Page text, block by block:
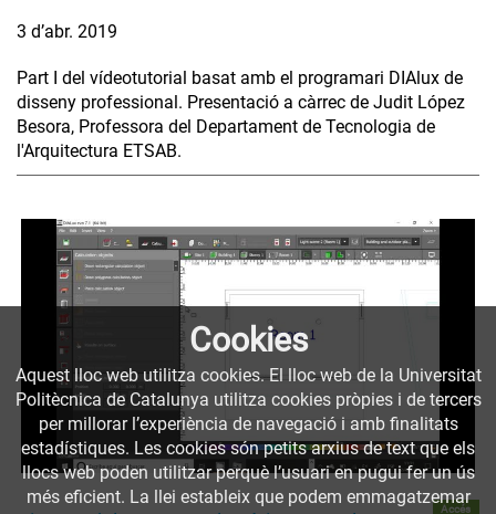
3 d’abr. 2019
Part I del vídeotutorial basat amb el programari DIAlux de
disseny professional. Presentació a càrrec de Judit López
Besora, Professora del Departament de Tecnologia de
l'Arquitectura ETSAB.
Accés
Cookies
Aquest lloc web utilitza cookies. El lloc web de la Universitat
Politècnica de Catalunya utilitza cookies pròpies i de tercers
per millorar l’experiència de navegació i amb finalitats
estadístiques. Les cookies són petits arxius de text que els
llocs web poden utilitzar perquè l’usuari en pugui fer un ús
més eficient. La llei estableix que podem emmagatzemar